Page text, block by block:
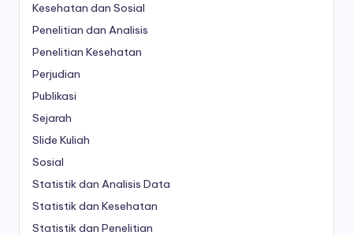
Kesehatan dan Sosial
Penelitian dan Analisis
Penelitian Kesehatan
Perjudian
Publikasi
Sejarah
Slide Kuliah
Sosial
Statistik dan Analisis Data
Statistik dan Kesehatan
Statistik dan Penelitian